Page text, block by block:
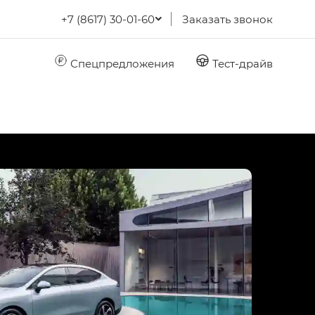
+7 (8617) 30-01-60 Заказать звонок
Спецпредложения Тест-драйв